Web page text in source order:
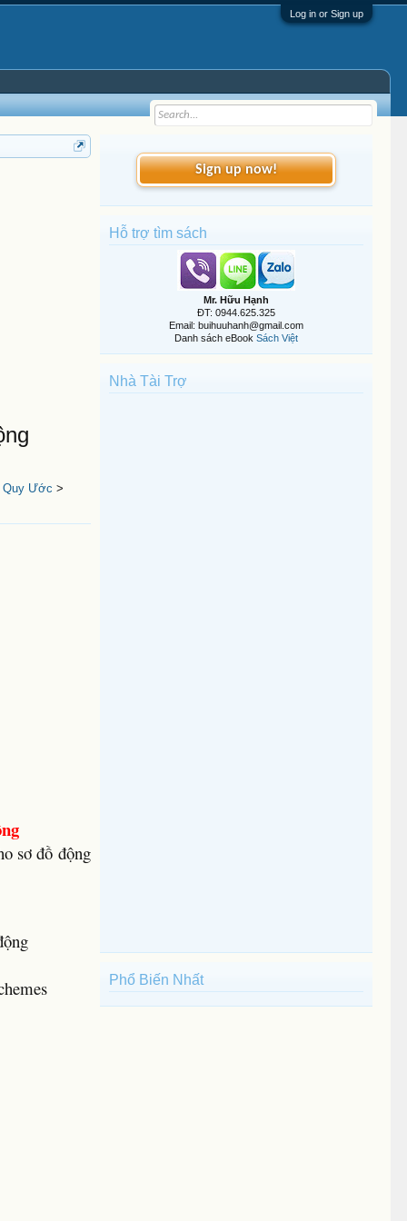
Log in or Sign up
Quy Ước >
sơ đồ động
Sign up now!
Hỗ trợ tìm sách
Mr. Hữu Hạnh
ĐT: 0944.625.325
Email: buihuuhanh@gmail.com
Danh sách eBook Sách Việt
Nhà Tài Trợ
Phổ Biến Nhất